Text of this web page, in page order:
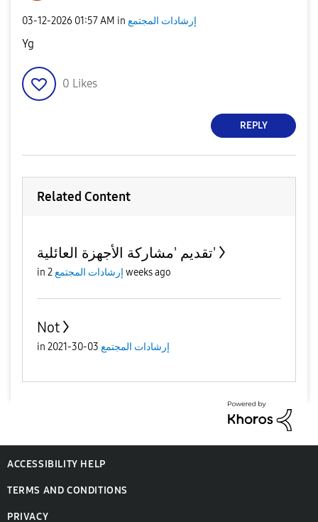
‎03-12-2026 01:57 AM in إرشادات المجتمع
Yg
0 Likes
REPLY
Related Content
تقديم 'مشاركة الأجهزة العائلية'
in إرشادات المجتمع 2 weeks ago
Not
in إرشادات المجتمع 03-30-2021
ACCESSIBILITY HELP
TERMS AND CONDITIONS
PRIVACY